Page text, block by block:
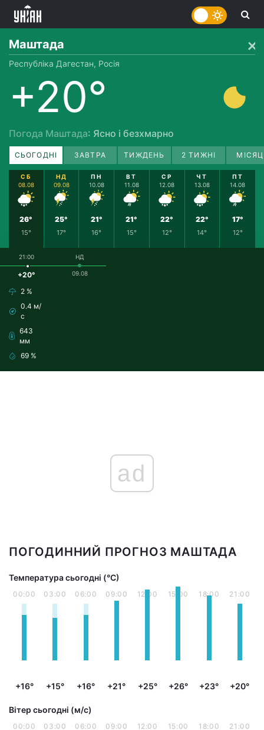
Маштада
Республіка Дагестан, Росія
+20°
Погода Маштада: Ясно і безхмарно
СЬОГОДНІ ЗАВТРА ТИЖДЕНЬ 2 ТИЖНІ
СБ
08.08
26°
15°
НД
09.08
25°
17°
ПН
10.08
21°
16°
ВТ
11.08
21°
15°
СР
12.08
22°
12°
ЧТ
13.08
22°
14°
ПТ
14.08
17°
12°
21:00
+20°
2 %
0.4 м/
с
643
мм
69 %
НД
09.08
ad
ПОГОДИННИЙ ПРОГНОЗ МАШТАДА
Температура сьогодні (°С)
00:00
+16°
03:00
+15°
06:00
+16°
09:00
+21°
12:00
+25°
15:00
+26°
18:00
+23°
21:00
+20°
Вітер сьогодні (м/с)
00:00 03:00 06:00 09:00 12:00 15:00 18:00 21:00